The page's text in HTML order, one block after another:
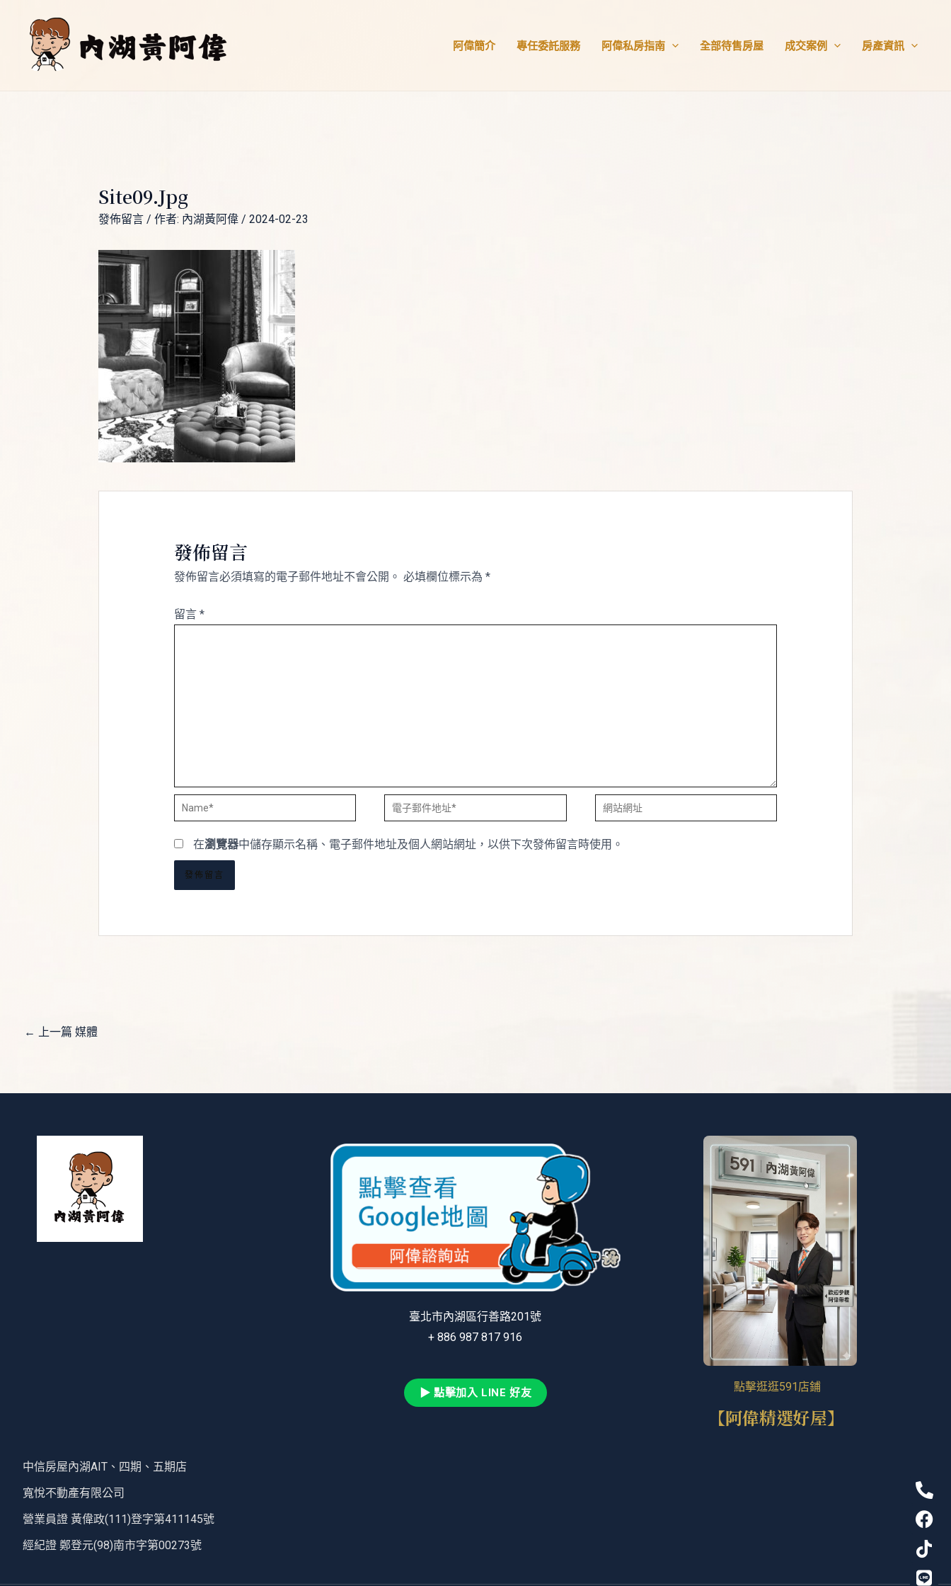
阿偉簡介 專任委託服務 阿偉私房指南 全部待售房屋 成交案例 房產資訊
Site09.jpg
發佈留言 / 作者: 內湖黃阿偉 / 2024-02-23
發佈留言
發佈留言必須填寫的電子郵件地址不會公開。 必填欄位標示為*
留言*
Name*
電
子
郵
網
站
網
在瀏覽器中儲存顯示名稱、電子郵件地址及個人網站網址，以供下次發佈留言時使用。
navigation
← 上一篇 媒體
h
o
n
e
-
a
c
e
b
o
i
k
t
o
k
i
n
e
臺北市內湖區行善路201號
+ 886 987 817 916
▶ 點擊加入 LINE 好友 點擊逛逛591店鋪
【阿偉精選好屋】
中信房屋內湖AIT、四期、五期店
寬悅不動產有限公司
營業員證 黃偉政(111)登字第411145號
經紀證 鄭登元(98)南市字第00273號